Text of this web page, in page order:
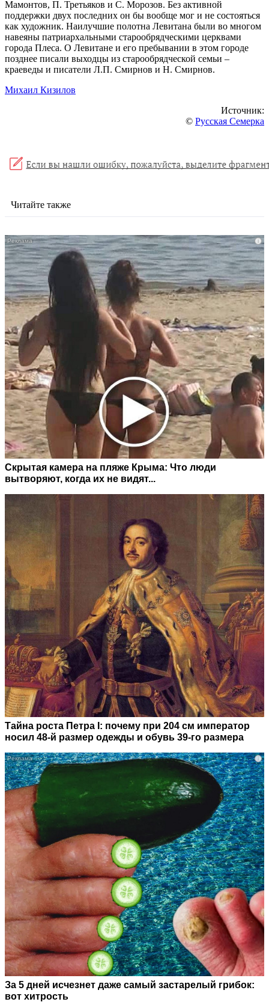
Мамонтов, П. Третьяков и С. Морозов. Без активной
поддержки двух последних он бы вообще мог и не состояться
как художник. Наилучшие полотна Левитана были во многом
навеяны патриархальными старообрядческими церквами
города Плеса. О Левитане и его пребывании в этом городе
позднее писали выходцы из старообрядческой семьи –
краеведы и писатели Л.П. Смирнов и Н. Смирнов.
Михаил Кизилов
Источник:
© Русская Семерка
Читайте также
i
Скрытая камера на пляже Крыма: Что люди
вытворяют, когда их не видят...
Тайна роста Петра I: почему при 204 см император
носил 48-й размер одежды и обувь 39-го размера
i
За 5 дней исчезнет даже самый застарелый грибок:
вот хитрость